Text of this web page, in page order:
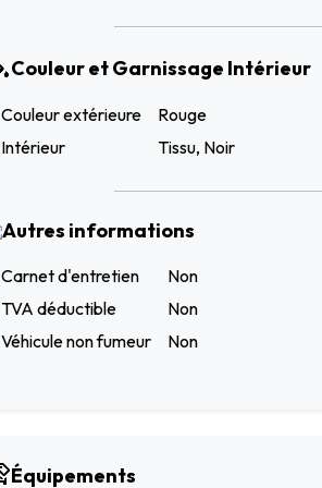
Couleur et Garnissage Intérieur
Couleur extérieure
Rouge
Intérieur
Tissu, Noir
Autres informations
Carnet d'entretien
Non
TVA déductible
Non
Véhicule non fumeur
Non
Équipements